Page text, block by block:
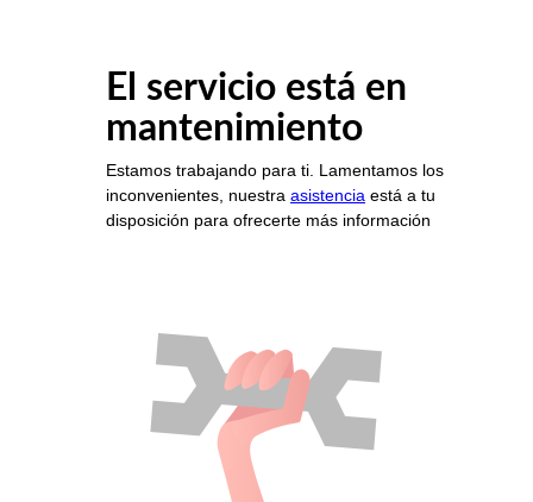
El servicio está en
mantenimiento
Estamos trabajando para ti. Lamentamos los
inconvenientes, nuestra asistencia está a tu
disposición para ofrecerte más información